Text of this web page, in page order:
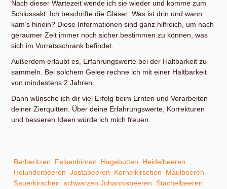
Nach dieser Wartezeit wende ich sie wieder und komme zum
Schlussakt. Ich beschrifte die Gläser: Was ist drin und wann
kam’s hinein? Diese Informationen sind ganz hilfreich, um nach
geraumer Zeit immer noch sicher bestimmen zu können, was
sich im Vorratsschrank befindet.
Außerdem erlaubt es, Erfahrungswerte bei der Haltbarkeit zu
sammeln. Bei solchem Gelee rechne ich mit einer Haltbarkeit
von mindestens 2 Jahren.
Dann wünsche ich dir viel Erfolg beim Ernten und Verarbeiten
deiner Zierquitten. Über deine Erfahrungswerte, Korrekturen
und besseren Ideen würde ich mich freuen.
Berberitzen
Felsenbirnen Hagebutten Heidelbeeren
Holunderbeeren ,Jostabeeren Kornelkirschen Maulbeeren
Sauerkirschen ,schwarzen Johannisbeeren ,Stachelbeeren